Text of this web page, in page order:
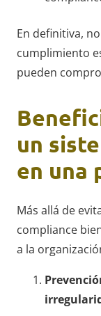
En definitiva,
cumplimiento
pueden
un
en una
Más allá de
compliance
a la